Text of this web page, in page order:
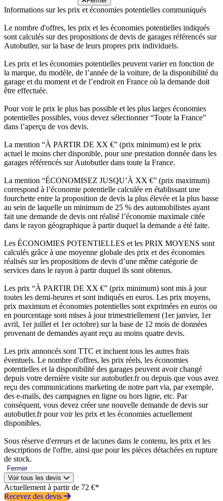
Informations sur les prix et économies potentielles communiqués
Le nombre d'offres, les prix et les économies potentielles indiqués
sont calculés sur des propositions de devis de garages référencés sur
Autobutler, sur la base de leurs propres prix individuels.
Les prix et les économies potentielles peuvent varier en fonction de
la marque, du modèle, de l’année de la voiture, de la disponibilité du
garage et du moment et de l’endroit en France où la demande doit
être effectuée.
Pour voir le prix le plus bas possible et les plus larges économies
potentielles possibles, vous devez sélectionner “Toute la France”
dans l’aperçu de vos devis.
La mention “À PARTIR DE XX €” (prix minimum) est le prix
actuel le moins cher disponible, pour une prestation donnée dans les
garages référencés sur Autobutler dans toute la France.
La mention “ÉCONOMISEZ JUSQU’À XX €” (prix maximum)
correspond à l’économie potentielle calculée en établissant une
fourchette entre la proposition de devis la plus élevée et la plus basse
au sein de laquelle un minimum de 25 % des automobilistes ayant
fait une demande de devis ont réalisé l’économie maximale citée
dans le rayon géographique à partir duquel la demande a été faite.
Les ÉCONOMIES POTENTIELLES et les PRIX MOYENS sont
calculés grâce à une moyenne globale des prix et des économies
réalisés sur les propositions de devis d’une même catégorie de
services dans le rayon à partir duquel ils sont obtenus.
Les prix “À PARTIR DE XX €” (prix minimum) sont mis à jour
toutes les demi-heures et sont indiqués en euros. Les prix moyens,
prix maximum et économies potentielles sont exprimées en euros ou
en pourcentage sont mises à jour trimestriellement (1er janvier, 1er
avril, 1er juillet et 1er octobre) sur la base de 12 mois de données
provenant de demandes ayant reçu au moins quatre devis.
Les prix annoncés sont TTC et incluent tous les autres frais
éventuels. Le nombre d'offres, les prix réels, les économies
potentielles et la disponibilité des garages peuvent avoir changé
depuis votre dernière visite sur autobutler.fr ou depuis que vous avez
reçu des communications marketing de notre part via, par exemple,
des e-mails, des campagnes en ligne ou hors ligne, etc. Par
conséquent, vous devez créer une nouvelle demande de devis sur
autobutler.fr pour voir les prix et les économies actuellement
disponibles.
Sous réserve d'erreurs et de lacunes dans le contenu, les prix et les
descriptions de l'offre, ainsi que pour les pièces détachées en rupture
de stock.
Fermer
Voir tous les devis
Actuellement à partir de 72 €*
Recevez des devis